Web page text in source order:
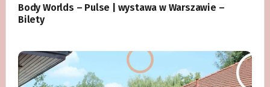
Body Worlds – Pulse | wystawa w Warszawie –
Bilety